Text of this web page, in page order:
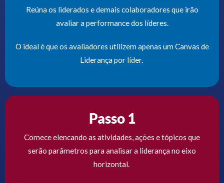
Reúna os liderados e demais colaboradores que irão
avaliar a performance dos líderes.
O ideal é que os avaliadores utilizem apenas um Canvas de
Liderança por líder.
Passo 1
Comece elencando as atividades, ações e tópicos que
serão parâmetros para analisar a liderança no eixo
horizontal.